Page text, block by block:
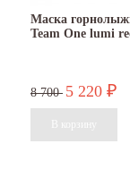
Маска
Team One lumi
8 700 5 220 ₽